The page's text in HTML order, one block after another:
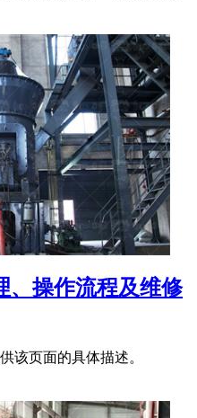
、操作流程及维修
该页面的具体描述。